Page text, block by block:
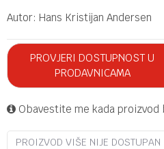
Autor: Hans Kristijan Andersen
PROVJERI DOSTUPNOST U
PRODAVNICAMA
Obavestite me kada proizvod
PROIZVOD VIŠE NIJE DOSTUPAN